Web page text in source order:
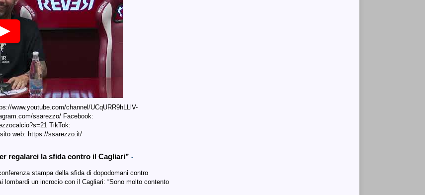
www.youtube.com/channel/UCqURR9hLLlV-
ssarezzo/ Facebook:
TikTok:
web: https://ssarezzo.it/
regalarci la sfida contro il Cagliari” -
stampa della sfida di dopodomani contro
lombardi un incrocio con il Cagliari: “Sono molto contento